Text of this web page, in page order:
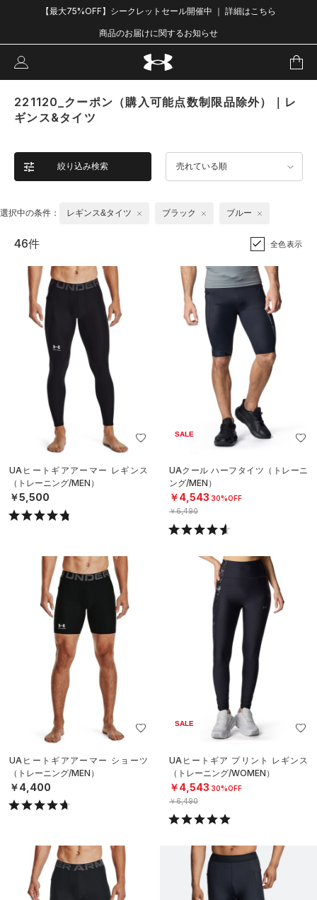
【最大75%OFF】シークレットセール開催中 ｜ 詳細はこちら
商品のお届けに関するお知らせ
221120_クーポン（購入可能点数制限品除外）｜レ
ギンス&タイツ
絞り込み検索 売れている順
選択中の条件： レギンス&タイツ ブラック ブルー
46件 全色表示
UAヒートギアアーマー レギンス
（トレーニング/MEN）
￥5,500
SALE
UAクール ハーフタイツ（トレーニ
ング/MEN）
￥4,543 30%OFF
￥6,490
UAヒートギアアーマー ショーツ
（トレーニング/MEN）
￥4,400
SALE
UAヒートギア プリント レギンス
（トレーニング/WOMEN）
￥4,543 30%OFF
￥6,490